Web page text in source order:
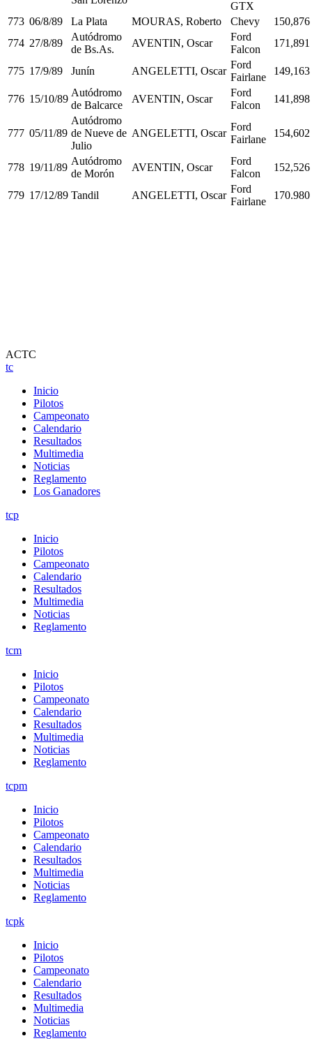
GTX
773 06/8/89 La Plata MOURAS, Roberto Chevy
150,876
774 27/8/89
Autódromo
de Bs.As.
AVENTIN, Oscar
Ford
Falcon
171,891
775 17/9/89 Junín ANGELETTI, Oscar
Ford
Fairlane
149,163
776 15/10/89
Autódromo
de Balcarce
AVENTIN, Oscar
Ford
Falcon
141,898
777 05/11/89
Autódromo
de Nueve de
Julio
ANGELETTI, Oscar
Ford
Fairlane
154,602
778 19/11/89
Autódromo
de Morón
AVENTIN, Oscar
Ford
Falcon
152,526
779 17/12/89 Tandil ANGELETTI, Oscar
Ford
Fairlane
170.980
ACTC
tc
Inicio
Pilotos
Campeonato
Calendario
Resultados
Multimedia
Noticias
Reglamento
Los Ganadores
tcp
Inicio
Pilotos
Campeonato
Calendario
Resultados
Multimedia
Noticias
Reglamento
tcm
Inicio
Pilotos
Campeonato
Calendario
Resultados
Multimedia
Noticias
Reglamento
tcpm
Inicio
Pilotos
Campeonato
Calendario
Resultados
Multimedia
Noticias
Reglamento
tcpk
Inicio
Pilotos
Campeonato
Calendario
Resultados
Multimedia
Noticias
Reglamento